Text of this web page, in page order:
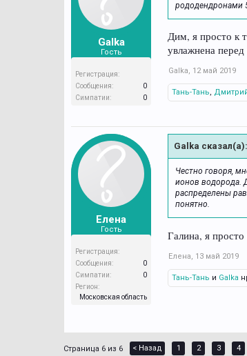
Galka
Гость
Регистрация:
Сообщения:
0
Симпатии:
0
рододендронами
Дим, я просто к
увлажнена
Galka, 12 май 2019
Тань-Тань,
Елена
Гость
Регистрация:
Сообщения:
0
Симпатии:
0
Регион:
Московская область
Galka сказал(а):
Честно говоря,
ионов водорода.
распределены
понятно.
Галина, я
Елена, 13 май 2019
Тань-Тань и Galka
Страница 6 из 6 < Назад 1 2 3 4